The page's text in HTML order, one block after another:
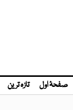
صفحۂ اول تازہ ترین